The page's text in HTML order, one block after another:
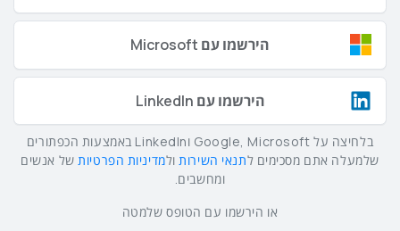
הירשמו עם Microsoft
הירשמו עם LinkedIn
בלחיצה על Google, Microsoft וLinkedIn באמצעות הכפתורים
שלמעלה אתם מסכימים לתנאי השירותולמדיניות הפרטיותשל אנשים
ומחשבים.
או הירשמו עם הטופס שלמטה